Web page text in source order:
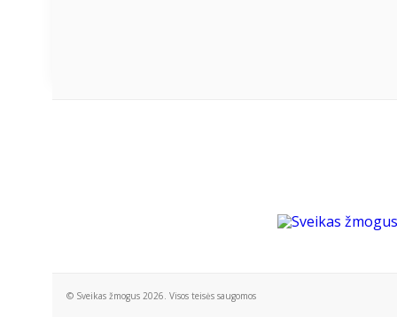
© Sveikas žmogus 2026. Visos teisės saugomos